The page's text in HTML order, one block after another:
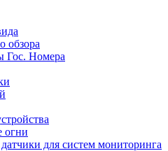
обзора
Гос. Номера
огни
для систем мониторинга